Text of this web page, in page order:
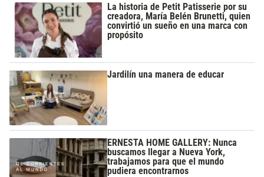
La historia de Petit Patisserie por su
creadora, María Belén Brunetti, quien
convirtió un sueño en una marca con
propósito
Jardilín una manera de educar
ERNESTA HOME GALLERY: Nunca
buscamos llegar a Nueva York,
trabajamos para que el mundo
pudiera encontrarnos